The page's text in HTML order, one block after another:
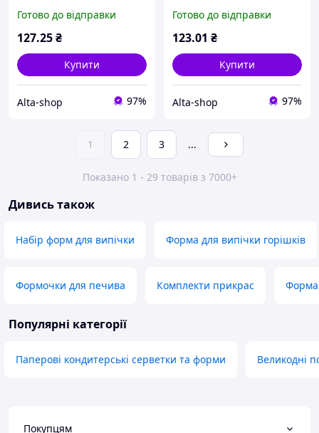
Готово до відправки
127.25₴
Купити
Alta-shop 97%
Готово до відправки
123.01 ₴
Купити
Alta-shop 97%
1 2 3 ...
Показано 1 - 29 товарів з 7000+
Дивись також
Набір форм для випічки Форма для випічки горішків
Формочки для печива Комплекти прикрас Форма
Популярні категорії
Паперові кондитерські серветки та форми Великодні
Покупцям